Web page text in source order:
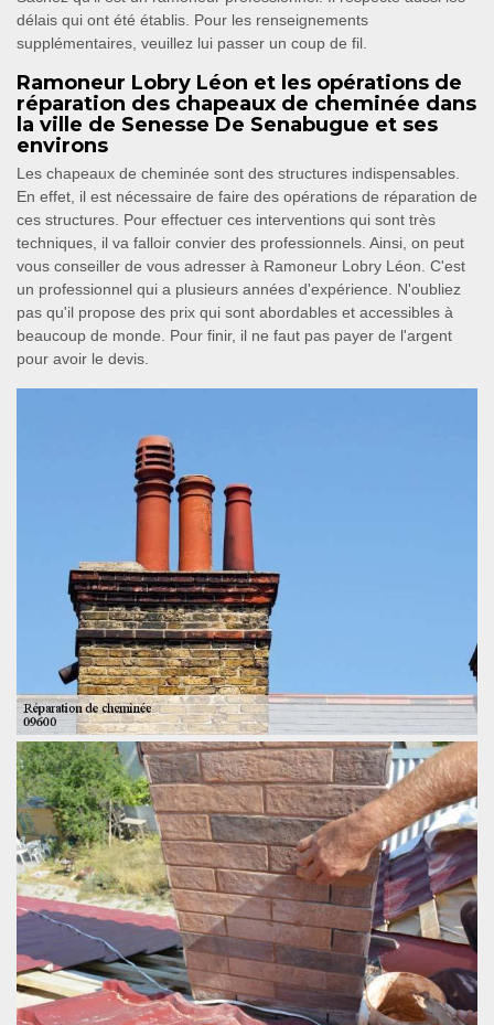
délais qui ont été établis. Pour les renseignements
supplémentaires, veuillez lui passer un coup de fil.
Ramoneur Lobry Léon et les opérations de
réparation des chapeaux de cheminée dans
la ville de Senesse De Senabugue et ses
environs
Les chapeaux de cheminée sont des structures indispensables.
En effet, il est nécessaire de faire des opérations de réparation de
ces structures. Pour effectuer ces interventions qui sont très
techniques, il va falloir convier des professionnels. Ainsi, on peut
vous conseiller de vous adresser à Ramoneur Lobry Léon. C'est
un professionnel qui a plusieurs années d'expérience. N'oubliez
pas qu'il propose des prix qui sont abordables et accessibles à
beaucoup de monde. Pour finir, il ne faut pas payer de l'argent
pour avoir le devis.